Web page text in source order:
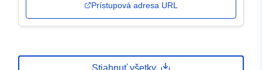
Prístupová adresa URL